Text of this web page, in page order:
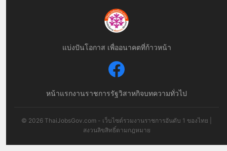
แบ่งปันโอกาส เพื่ออนาคตที่ก้าวหน้า
หน้าแรกงานราชการรัฐวิสาหกิจบทความทั่วไป
© 2026 ThaiJobsGov.com - เว็บไซต์รวมงานราชการอันดับ 1 ของไทย |
สงวนลิขสิทธิ์ตามกฎหมาย